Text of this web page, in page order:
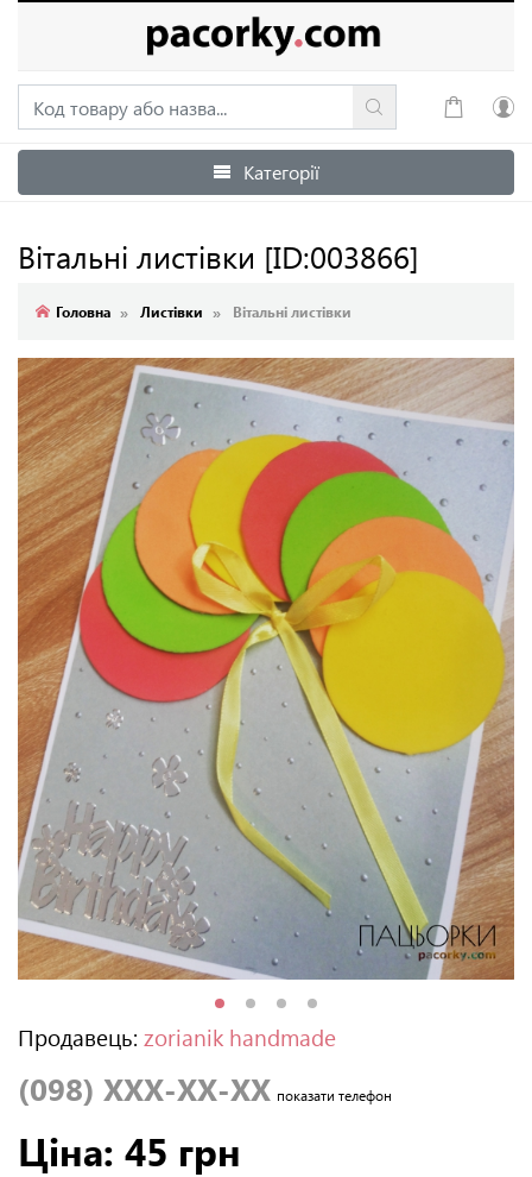
Увійти
Категорії
Вітальні листівки [ID:003866]
Головна Листівки Вітальні листівки
Продавець: zorianik handmade
(098) XXX-XX-XX показати телефон
Ціна: 45 грн